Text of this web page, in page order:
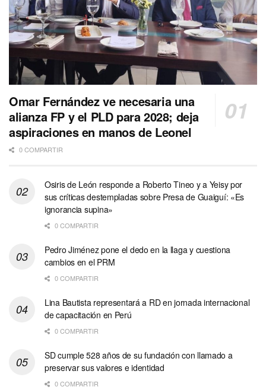
Omar Fernández ve necesaria una
alianza FP y el PLD para 2028; deja
aspiraciones en manos de Leonel
0 COMPARTIR
Osiris de León responde a Roberto Tineo y a Yeisy por
sus críticas destempladas sobre Presa de Guaiguí: «Es
ignorancia supina»
0 COMPARTIR
Pedro Jiménez pone el dedo en la llaga y cuestiona
cambios en el PRM
0 COMPARTIR
Lina Bautista representará a RD en jornada internacional
de capacitación en Perú
0 COMPARTIR
SD cumple 528 años de su fundación con llamado a
preservar sus valores e identidad
0 COMPARTIR